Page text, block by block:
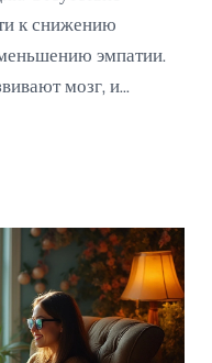
к снижению
эмпатии.
мозг, и
повседневной